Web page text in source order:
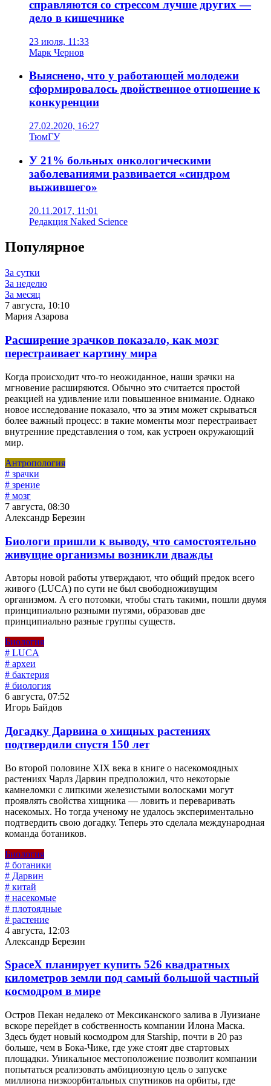
справляются со стрессом лучше других —
дело в кишечнике
23 июля, 11:33
Марк Чернов
Выяснено, что у работающей молодежи
сформировалось двойственное отношение к
конкуренции
27.02.2020, 16:27
ТюмГУ
У 21% больных онкологическими
заболеваниями развивается «синдром
выжившего»
20.11.2017, 11:01
Редакция Naked Science
Популярное
За сутки
За неделю
За месяц
7 августа, 10:10
Мария Азарова
Расширение зрачков показало, как мозг
перестраивает картину мира
Когда происходит что-то неожиданное, наши зрачки на
мгновение расширяются. Обычно это считается простой
реакцией на удивление или повышенное внимание. Однако
новое исследование показало, что за этим может скрываться
более важный процесс: в такие моменты мозг перестраивает
внутренние представления о том, как устроен окружающий
мир.
Антропология
# зрачки
# зрение
# мозг
7 августа, 08:30
Александр Березин
Биологи пришли к выводу, что самостоятельно
живущие организмы возникли дважды
Авторы новой работы утверждают, что общий предок всего
живого (LUCA) по сути не был свободноживущим
организмом. А его потомки, чтобы стать такими, пошли двумя
принципиально разными путями, образовав две
принципиально разные группы существ.
Биология
# LUCA
# археи
# бактерия
# биология
6 августа, 07:52
Игорь Байдов
Догадку Дарвина о хищных растениях
подтвердили спустя 150 лет
Во второй половине XIX века в книге о насекомоядных
растениях Чарлз Дарвин предположил, что некоторые
камнеломки с липкими железистыми волосками могут
проявлять свойства хищника — ловить и переваривать
насекомых. Но тогда ученому не удалось экспериментально
подтвердить свою догадку. Теперь это сделала международная
команда ботаников.
Биология
# ботаники
# Дарвин
# китай
# насекомые
# плотоядные
# растение
4 августа, 12:03
Александр Березин
SpaceX планирует купить 526 квадратных
километров земли под самый большой частный
космодром в мире
Остров Пекан недалеко от Мексиканского залива в Луизиане
вскоре перейдет в собственность компании Илона Маска.
Здесь будет новый космодром для Starship, почти в 20 раз
больше, чем в Бока-Чике, где уже стоят две стартовых
площадки. Уникальное местоположение позволит компании
попытаться реализовать амбициозную цель о запуске
миллиона низкоорбитальных спутников на орбиты, где